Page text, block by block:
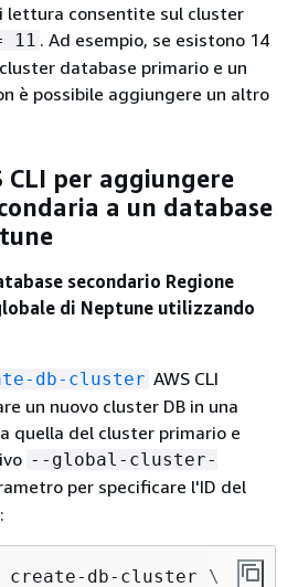
lettura consentite sul cluster
11 . Ad esempio, se esistono 14
database primario e un
è possibile aggiungere un altro
CLI per aggiungere
a un database
secondario Regione
di Neptune utilizzando
db-cluster AWS CLI
un nuovo cluster DB in una
quella del cluster primario e
--global-cluster-
per specificare l'ID del
create-db-cluster \